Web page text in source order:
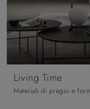
Living Time